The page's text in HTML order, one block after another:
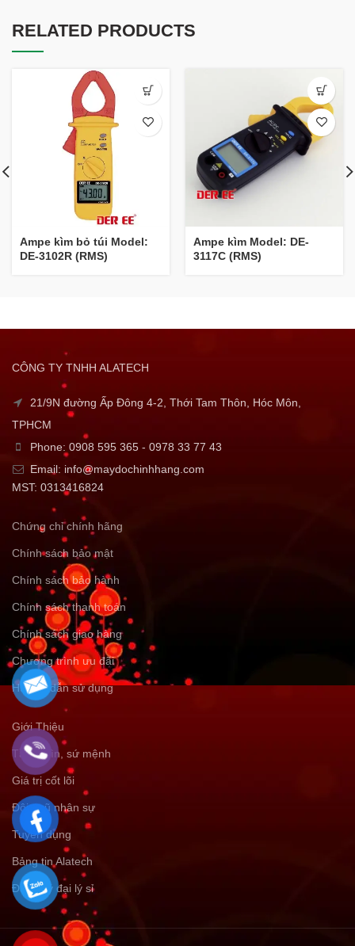
RELATED PRODUCTS
Ampe kìm bỏ túi Model:
DE-3102R (RMS)
Ampe kìm Model: DE-
3117C (RMS)
CÔNG TY TNHH ALATECH
21/9N đường Ấp Đông 4-2, Thới Tam Thôn, Hóc Môn,
TPHCM
Phone: 0908 595 365 - 0978 33 77 43
Email: info@maydochinhhang.com
MST: 0313416824
Chứng chỉ chính hãng
Chính sách bảo mật
Chính sách bảo hành
Chính sách thanh toán
Chính sách giao hàng
Chương trình ưu đãi
Hướng dẫn sử dụng
Giới Thiệu
Tầm nhìn, sứ mệnh
Giá trị cốt lõi
Đội ngũ nhân sự
Tuyển dụng
Bảng tin Alatech
Đăng ký đại lý sỉ